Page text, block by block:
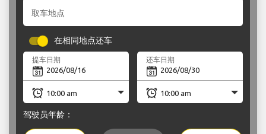
取车地点
在相同地点还车
提车日期 还车日期
驾驶员年龄：